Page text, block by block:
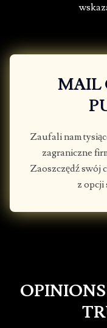
MAIL
Zaufali nam
zagraniczne
Zaoszczędź swój
z opcji